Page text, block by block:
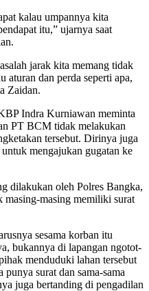
kalau umpannya kita
itu,” ujarnya saat
jarak kita memang tidak
dan perda seperti apa,
Zaidan.
Indra Kurniawan meminta
PT BCM tidak melakukan
tersebut. Dirinya juga
mengajukan gugatan ke
dilakukan oleh Polres Bangka,
masing-masing memiliki surat
sesama korban itu
bukannya di lapangan ngotot-
menduduki lahan tersebut
punya surat dan sama-sama
juga bertanding di pengadilan